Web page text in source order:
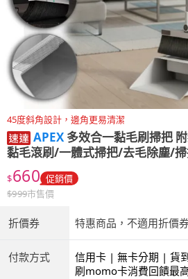
45度斜角設計，邊角更易清潔
APEX 多效合一黏毛刷掃把
黏毛滾刷/一體式掃把/去毛除塵/
$660 促銷價
$999市售價
折價券 特惠商品，不適用折價
付款方式
信用卡 | 無卡分期 | 貨
商付款 | ATM | 銀聯卡
刷momo卡消費回饋最